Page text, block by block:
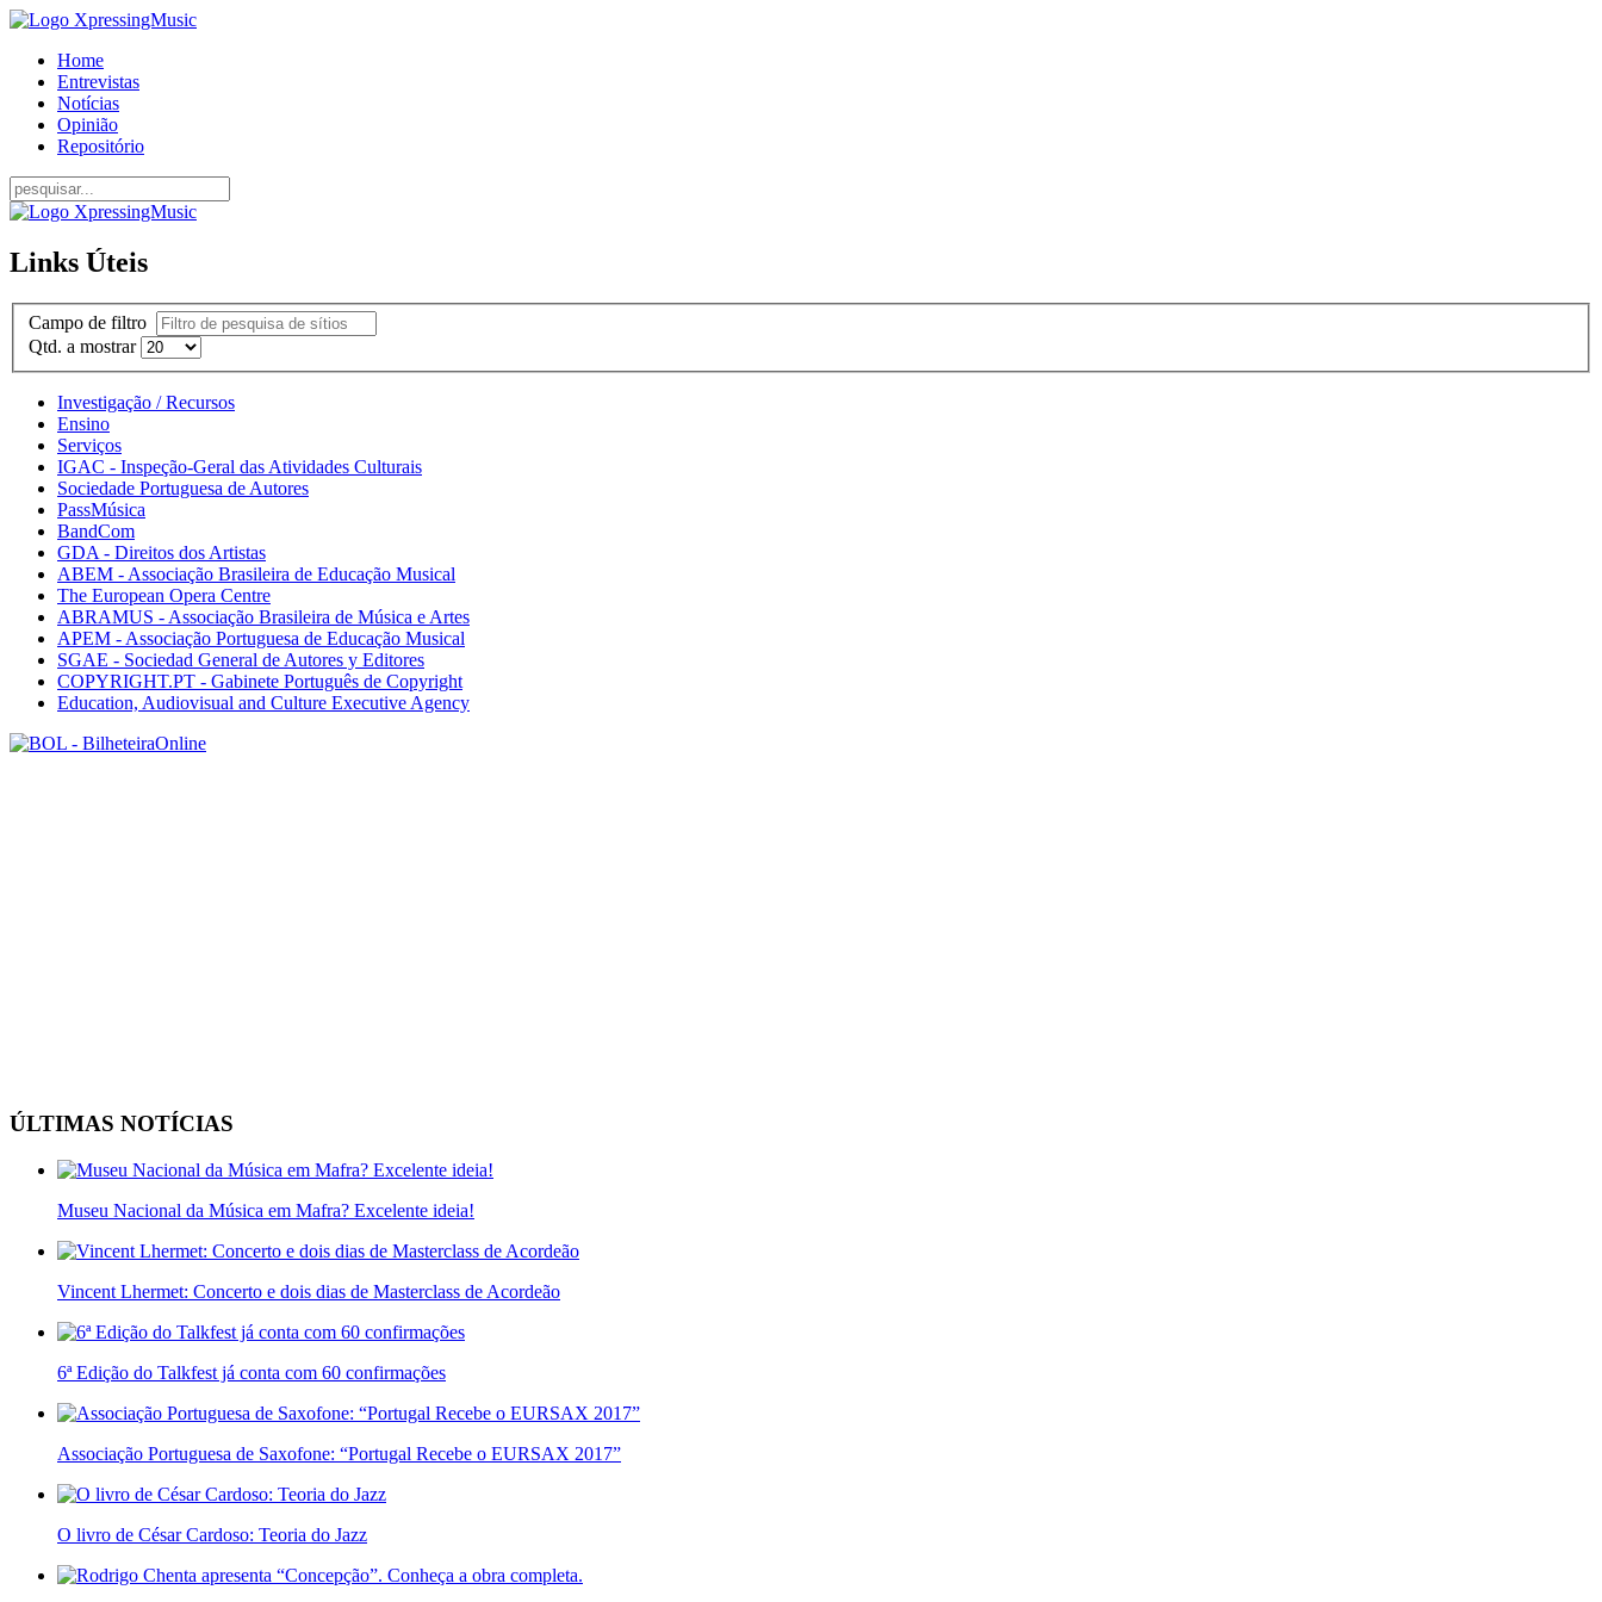
Home
Entrevistas
Notícias
Opinião
Repositório
Links Úteis
Campo de filtro
Qtd. a mostrar
Investigação / Recursos
Ensino
Serviços
IGAC - Inspeção-Geral das Atividades Culturais
Sociedade Portuguesa de Autores
PassMúsica
BandCom
GDA - Direitos dos Artistas
ABEM - Associação Brasileira de Educação Musical
The European Opera Centre
ABRAMUS - Associação Brasileira de Música e Artes
APEM - Associação Portuguesa de Educação Musical
SGAE - Sociedad General de Autores y Editores
COPYRIGHT.PT - Gabinete Português de Copyright
Education, Audiovisual and Culture Executive Agency
ÚLTIMAS NOTÍCIAS
Museu Nacional da Música em Mafra? Excelente ideia!
Vincent Lhermet: Concerto e dois dias de Masterclass de Acordeão
6ª Edição do Talkfest já conta com 60 confirmações
Associação Portuguesa de Saxofone: “Portugal Recebe o EURSAX 2017”
O livro de César Cardoso: Teoria do Jazz